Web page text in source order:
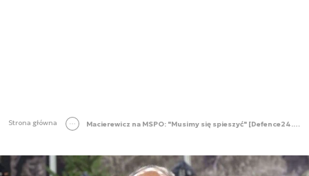
Strona główna Macierewicz na MSPO: "Musimy się spieszyć" [Defence24.pl TV]